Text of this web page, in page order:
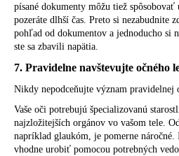
písané dokumenty môžu tiež spôsobovať
pozeráte dlhší čas. Preto si nezabudnite
pohľad od dokumentov a jednoducho si
ste sa zbavili napätia.
7. Pravidelne navštevujte očného
Nikdy nepodceňujte význam pravidelnej
Vaše oči potrebujú špecializovanú
najzložitejších orgánov vo vašom tele.
napríklad glaukóm, je pomerne náročné.
vhodne urobiť pomocou potrebných